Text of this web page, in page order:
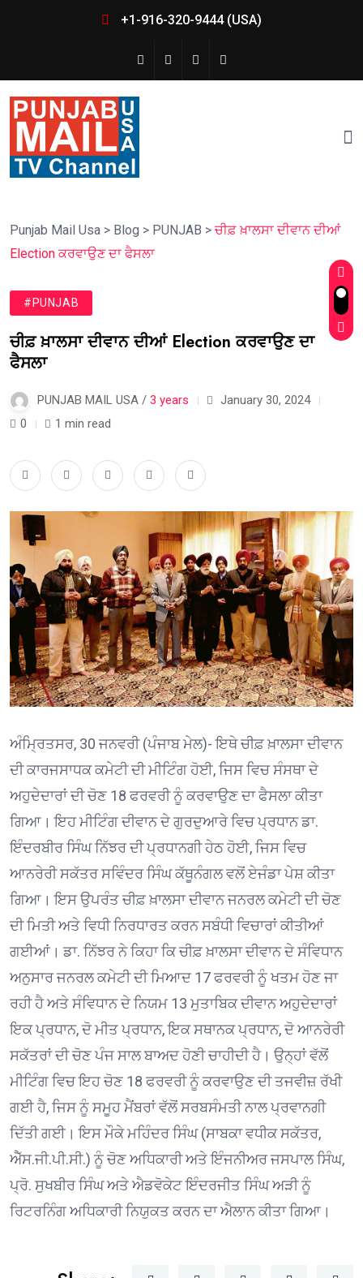
+1-916-320-9444 (USA)
Punjab Mail Usa > Blog > PUNJAB > ਚੀਫ਼ ਖ਼ਾਲਸਾ ਦੀਵਾਨ ਦੀਆਂ
Election ਕਰਵਾਉਣ ਦਾ ਫੈਸਲਾ
#PUNJAB
ਚੀਫ਼ ਖ਼ਾਲਸਾ ਦੀਵਾਨ ਦੀਆਂ Election ਕਰਵਾਉਣ ਦਾ
ਫੈਸਲਾ
PUNJAB MAIL USA / 3 years
January 30, 2024
0
1 min read
ਅੰਮ੍ਰਿਤਸਰ, 30 ਜਨਵਰੀ (ਪੰਜਾਬ ਮੇਲ)- ਇਥੇ ਚੀਫ਼ ਖ਼ਾਲਸਾ ਦੀਵਾਨ
ਦੀ ਕਾਰਜਸਾਧਕ ਕਮੇਟੀ ਦੀ ਮੀਟਿੰਗ ਹੋਈ, ਜਿਸ ਵਿਚ ਸੰਸਥਾ ਦੇ
ਅਹੁਦੇਦਾਰਾਂ ਦੀ ਚੋਣ 18 ਫਰਵਰੀ ਨੂੰ ਕਰਵਾਉਣ ਦਾ ਫੈਸਲਾ ਕੀਤਾ
ਗਿਆ। ਇਹ ਮੀਟਿੰਗ ਦੀਵਾਨ ਦੇ ਗੁਰਦੁਆਰੇ ਵਿਚ ਪ੍ਰਧਾਨ ਡਾ.
ਇੰਦਰਬੀਰ ਸਿੰਘ ਨਿੱਝਰ ਦੀ ਪ੍ਰਧਾਨਗੀ ਹੇਠ ਹੋਈ, ਜਿਸ ਵਿਚ
ਆਨਰੇਰੀ ਸਕੱਤਰ ਸਵਿੰਦਰ ਸਿੰਘ ਕੱਥੂਨੰਗਲ ਵਲੋਂ ਏਜੰਡਾ ਪੇਸ਼ ਕੀਤਾ
ਗਿਆ। ਇਸ ਉਪਰੰਤ ਚੀਫ਼ ਖ਼ਾਲਸਾ ਦੀਵਾਨ ਜਨਰਲ ਕਮੇਟੀ ਦੀ ਚੋਣ
ਦੀ ਮਿਤੀ ਅਤੇ ਵਿਧੀ ਨਿਰਧਾਰਤ ਕਰਨ ਸਬੰਧੀ ਵਿਚਾਰਾਂ ਕੀਤੀਆਂ
ਗਈਆਂ। ਡਾ. ਨਿੱਝਰ ਨੇ ਕਿਹਾ ਕਿ ਚੀਫ਼ ਖ਼ਾਲਸਾ ਦੀਵਾਨ ਦੇ ਸੰਵਿਧਾਨ
ਅਨੁਸਾਰ ਜਨਰਲ ਕਮੇਟੀ ਦੀ ਮਿਆਦ 17 ਫਰਵਰੀ ਨੂੰ ਖਤਮ ਹੋਣ ਜਾ
ਰਹੀ ਹੈ ਅਤੇ ਸੰਵਿਧਾਨ ਦੇ ਨਿਯਮ 13 ਮੁਤਾਬਿਕ ਦੀਵਾਨ ਅਹੁਦੇਦਾਰਾਂ
ਇਕ ਪ੍ਰਧਾਨ, ਦੋ ਮੀਤ ਪ੍ਰਧਾਨ, ਇਕ ਸਥਾਨਕ ਪ੍ਰਧਾਨ, ਦੋ ਆਨਰੇਰੀ
ਸਕੱਤਰਾਂ ਦੀ ਚੋਣ ਪੰਜ ਸਾਲ ਬਾਅਦ ਹੋਣੀ ਚਾਹੀਦੀ ਹੈ। ਉਨ੍ਹਾਂ ਵੱਲੋਂ
ਮੀਟਿੰਗ ਵਿਚ ਇਹ ਚੋਣ 18 ਫਰਵਰੀ ਨੂੰ ਕਰਵਾਉਣ ਦੀ ਤਜਵੀਜ਼ ਰੱਖੀ
ਗਈ ਹੈ, ਜਿਸ ਨੂੰ ਸਮੂਹ ਮੈਂਬਰਾਂ ਵੱਲੋਂ ਸਰਬਸੰਮਤੀ ਨਾਲ ਪ੍ਰਵਾਨਗੀ
ਦਿੱਤੀ ਗਈ। ਇਸ ਮੌਕੇ ਮਹਿੰਦਰ ਸਿੰਘ (ਸਾਬਕਾ ਵਧੀਕ ਸਕੱਤਰ,
ਐੱਸ.ਜੀ.ਪੀ.ਸੀ.) ਨੂੰ ਚੋਣ ਅਧਿਕਾਰੀ ਅਤੇ ਇੰਜਨੀਅਰ ਜਸਪਾਲ ਸਿੰਘ,
ਪ੍ਰੋ. ਸੁਖਬੀਰ ਸਿੰਘ ਅਤੇ ਐਡਵੋਕੇਟ ਇੰਦਰਜੀਤ ਸਿੰਘ ਅੜੀ ਨੂੰ
ਰਿਟਰਨਿੰਗ ਅਧਿਕਾਰੀ ਨਿਯੁਕਤ ਕਰਨ ਦਾ ਐਲਾਨ ਕੀਤਾ ਗਿਆ।